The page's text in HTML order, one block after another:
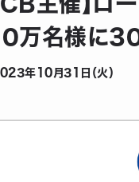
万名様に
年10月31日（火）